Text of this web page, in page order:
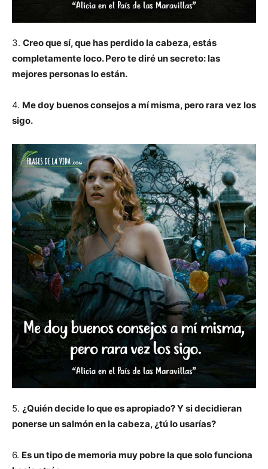
3. Creo que sí, que has perdido la cabeza, estás
completamente loco. Pero te diré un secreto: las
mejores personas lo están.
4. Me doy buenos consejos a mí misma, pero rara vez los
sigo.
5. ¿Quién decide lo que es apropiado? Y si decidieran
ponerse un salmón en la cabeza, ¿tú lo usarías?
6. Es un tipo de memoria muy pobre la que solo funciona